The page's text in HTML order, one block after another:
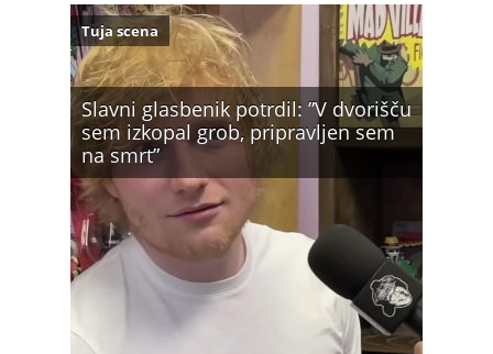
Slavni glasbenik potrdil: ”V dvorišču
sem izkopal grob, pripravljen sem
na smrt”
Tuja scena